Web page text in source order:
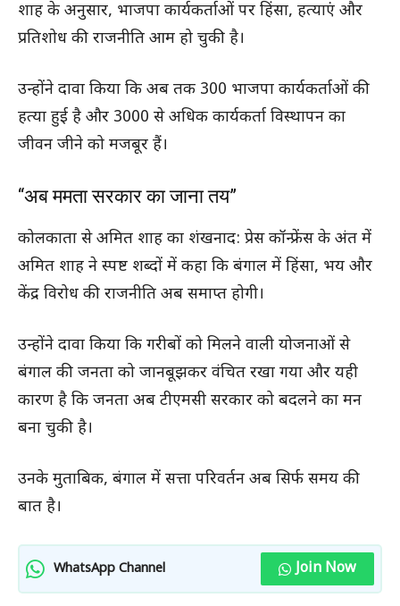
शाह के अनुसार, भाजपा कार्यकर्ताओं पर हिंसा, हत्याएं और
प्रतिशोध की राजनीति आम हो चुकी है।
उन्होंने दावा किया कि अब तक 300 भाजपा कार्यकर्ताओं की
हत्या हुई है और 3000 से अधिक कार्यकर्ता विस्थापन का
जीवन जीने को मजबूर हैं।
“अब ममता सरकार का जाना तय”
कोलकाता से अमित शाह का शंखनाद: प्रेस कॉन्फ्रेंस के अंत में
अमित शाह ने स्पष्ट शब्दों में कहा कि बंगाल में हिंसा, भय और
केंद्र विरोध की राजनीति अब समाप्त होगी।
उन्होंने दावा किया कि गरीबों को मिलने वाली योजनाओं से
बंगाल की जनता को जानबूझकर वंचित रखा गया और यही
कारण है कि जनता अब टीएमसी सरकार को बदलने का मन
बना चुकी है।
उनके मुताबिक, बंगाल में सत्ता परिवर्तन अब सिर्फ समय की
बात है।
WhatsApp Channel Join Now